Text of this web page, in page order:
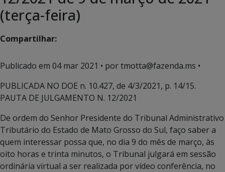
(terça-feira)
Compartilhar:
Publicado em 04 mar 2021 • por tmotta@fazenda.ms •
PUBLICADA NO DOE n. 10.427, de 4/3/2021, p. 14/15.
PAUTA DE JULGAMENTO N. 12/2021
De ordem do Senhor Presidente do Tribunal Administrativo
Tributário do Estado de Mato Grosso do Sul, faço saber a
quem interessar possa que, no dia 9 do mês de março, às
oito horas e trinta minutos, o Tribunal julgará em sessão
ordinária virtual a ser realizada por vídeo conferência, no